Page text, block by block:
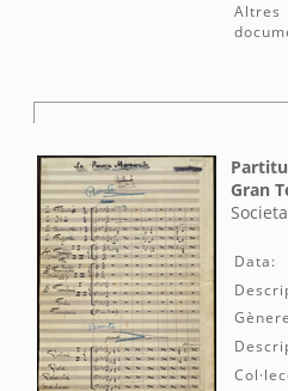
Altres
Gran
Data: